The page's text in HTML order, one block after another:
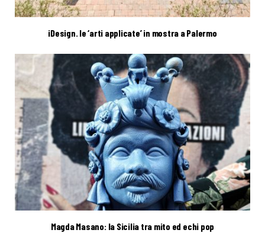
iDesign. le ‘arti applicate’ in mostra a Palermo
Magda Masano: la Sicilia tra mito ed echi pop